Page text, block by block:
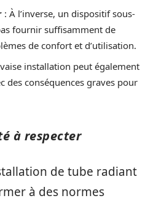
: À l’inverse, un dispositif sous-
fournir suffisamment de
de confort et d’utilisation.
installation peut également
des conséquences graves pour
à respecter
de tube radiant
à des normes